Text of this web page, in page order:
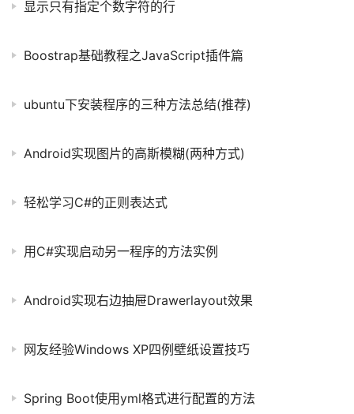
显示只有指定个数字符的行
Boostrap基础教程之JavaScript插件篇
ubuntu下安装程序的三种方法总结(推荐)
Android实现图片的高斯模糊(两种方式)
轻松学习C#的正则表达式
用C#实现启动另一程序的方法实例
Android实现右边抽屉Drawerlayout效果
网友经验Windows XP四例壁纸设置技巧
Spring Boot使用yml格式进行配置的方法